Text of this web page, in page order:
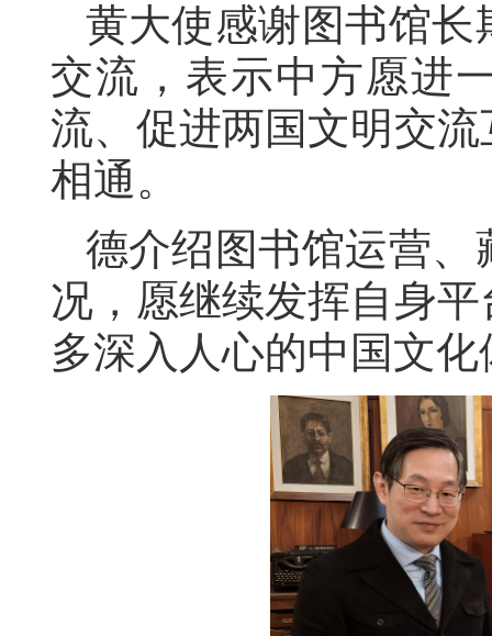
黄大使感谢图书馆
交流 ， 表示中方愿进
流、促进两国文明交
相通。
德介绍图书馆运营
况，愿继续发挥自身
多深入人心的中国文